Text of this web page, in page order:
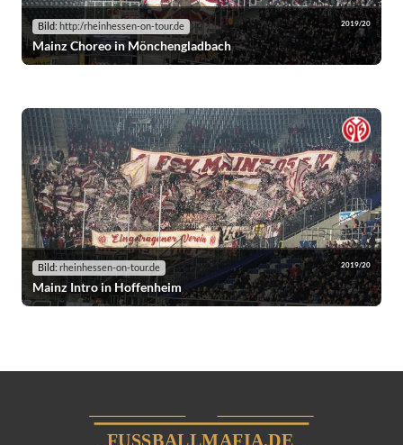
Bild: http:/rheinhessen-on-tour.de 2019/20
Mainz Choreo in Mönchengladbach
Bild: rheinhessen-on-tour.de 2019/20
Mainz Intro in Hoffenheim